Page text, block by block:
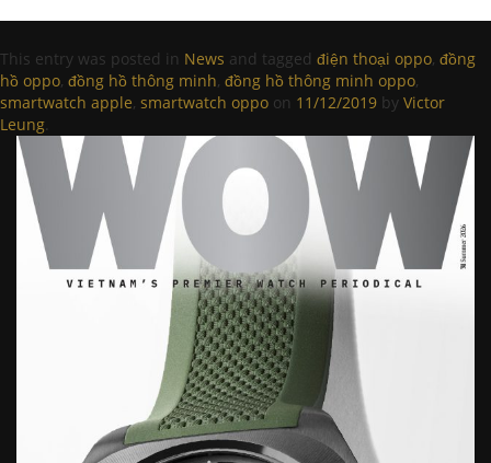
This entry was posted in News and tagged điện thoại oppo, đồng
hồ oppo, đồng hồ thông minh, đồng hồ thông minh oppo,
smartwatch apple, smartwatch oppo on 11/12/2019 by Victor
Leung.